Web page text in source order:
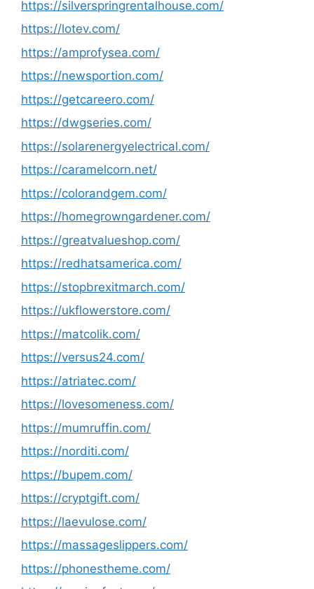
https://silverspringrentalhouse.com/
https://lotev.com/
https://amprofysea.com/
https://newsportion.com/
https://getcareero.com/
https://dwgseries.com/
https://solarenergyelectrical.com/
https://caramelcorn.net/
https://colorandgem.com/
https://homegrowngardener.com/
https://greatvalueshop.com/
https://redhatsamerica.com/
https://stopbrexitmarch.com/
https://ukflowerstore.com/
https://matcolik.com/
https://versus24.com/
https://atriatec.com/
https://lovesomeness.com/
https://mumruffin.com/
https://norditi.com/
https://bupem.com/
https://cryptgift.com/
https://laevulose.com/
https://massageslippers.com/
https://phonestheme.com/